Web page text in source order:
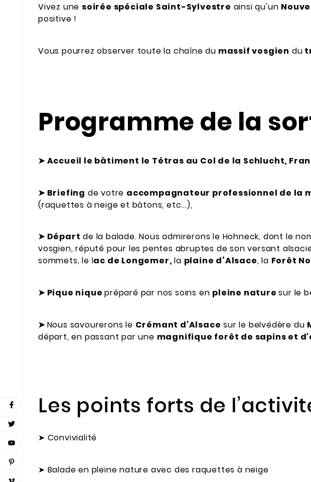
Vivez une soirée spéciale Saint-Sylvestre ainsi qu'un
positive !
Vous pourrez observer toute la chaîne du massif vosgien du
Programme de la
➤Accueil le bâtiment le Tétras au Col de la Schlucht,
➤Briefing de votre accompagnateur professionnel de la
(raquettes à neige et bâtons, etc...),
➤Départ de la balade. Nous admirerons le Hohneck, dont le
vosgien, réputé pour les pentes abruptes de son versant
sommets, le lac de Longemer, la plaine d’Alsace, la Forêt
➤Pique niquepréparé par nos soins en pleine naturesur le
➤Nous savourerons le Crémant d'Alsace sur le belvédère du
départ, en passant par une magnifique forêt de sapins et
Les points forts de
➤ Convivialité
➤ Balade en pleine nature avec des raquettes à neige